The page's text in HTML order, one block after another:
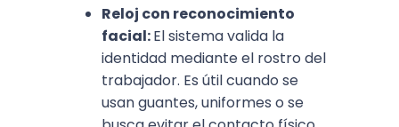
Reloj con reconocimiento
facial:El sistema valida la
identidad mediante el rostro del
trabajador. Es útil cuando se
usan guantes, uniformes o se